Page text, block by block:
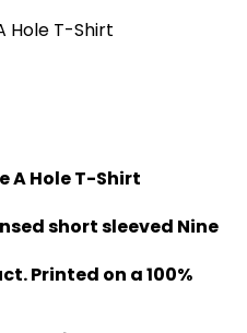
Hole T-Shirt
A Hole T-Shirt
short sleeved Nine
Printed on a 100%